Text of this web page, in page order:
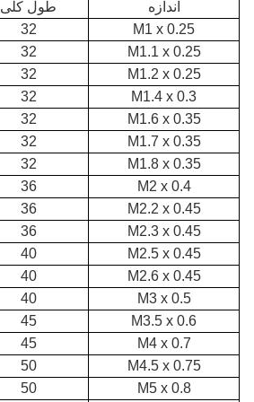
اندازه طول کلی
M1 x 0.25
32
M1.1 x 0.25
32
M1.2 x 0.25
32
M1.4 x 0.3
32
M1.6 x 0.35
32
M1.7 x 0.35
32
M1.8 x 0.35
32
M2 x 0.4
36
M2.2 x 0.45
36
M2.3 x 0.45
36
M2.5 x 0.45
40
M2.6 x 0.45
40
M3 x 0.5
40
M3.5 x 0.6
45
M4 x 0.7
45
M4.5 x 0.75
50
M5 x 0.8
50